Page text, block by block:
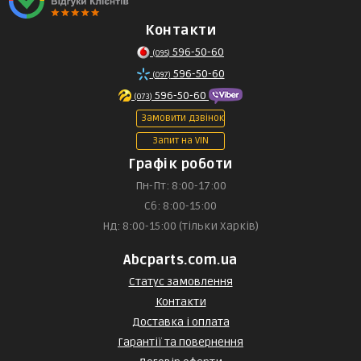
Контакти
(095) 596-50-60
(097) 596-50-60
(073) 596-50-60
Замовити дзвінок
Запит на VIN
Графік роботи
Пн-Пт: 8:00-17:00
Сб: 8:00-15:00
Нд: 8:00-15:00 (тільки Харків)
Abcparts.com.ua
Статус замовлення
Контакти
Доставка і оплата
Гарантії та повернення